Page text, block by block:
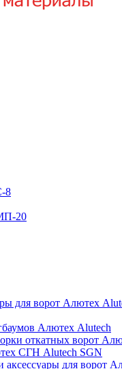
8
20
для ворот Алютех
Алютех Alutech
откатных ворот
СГН Alutech SGN
аксессуары для ворот